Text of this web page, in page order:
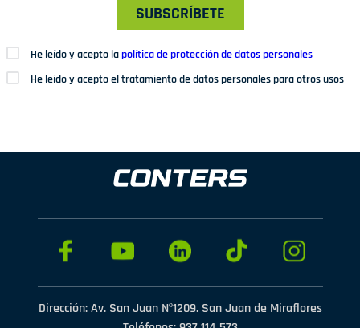
SUBSCRÍBETE
He leído y acepto lapolítica de protección de datos personales
He leído y acepto el tratamiento de datos personales para otros usos
Dirección: Av. San Juan Nº1209. San Juan de Miraflores